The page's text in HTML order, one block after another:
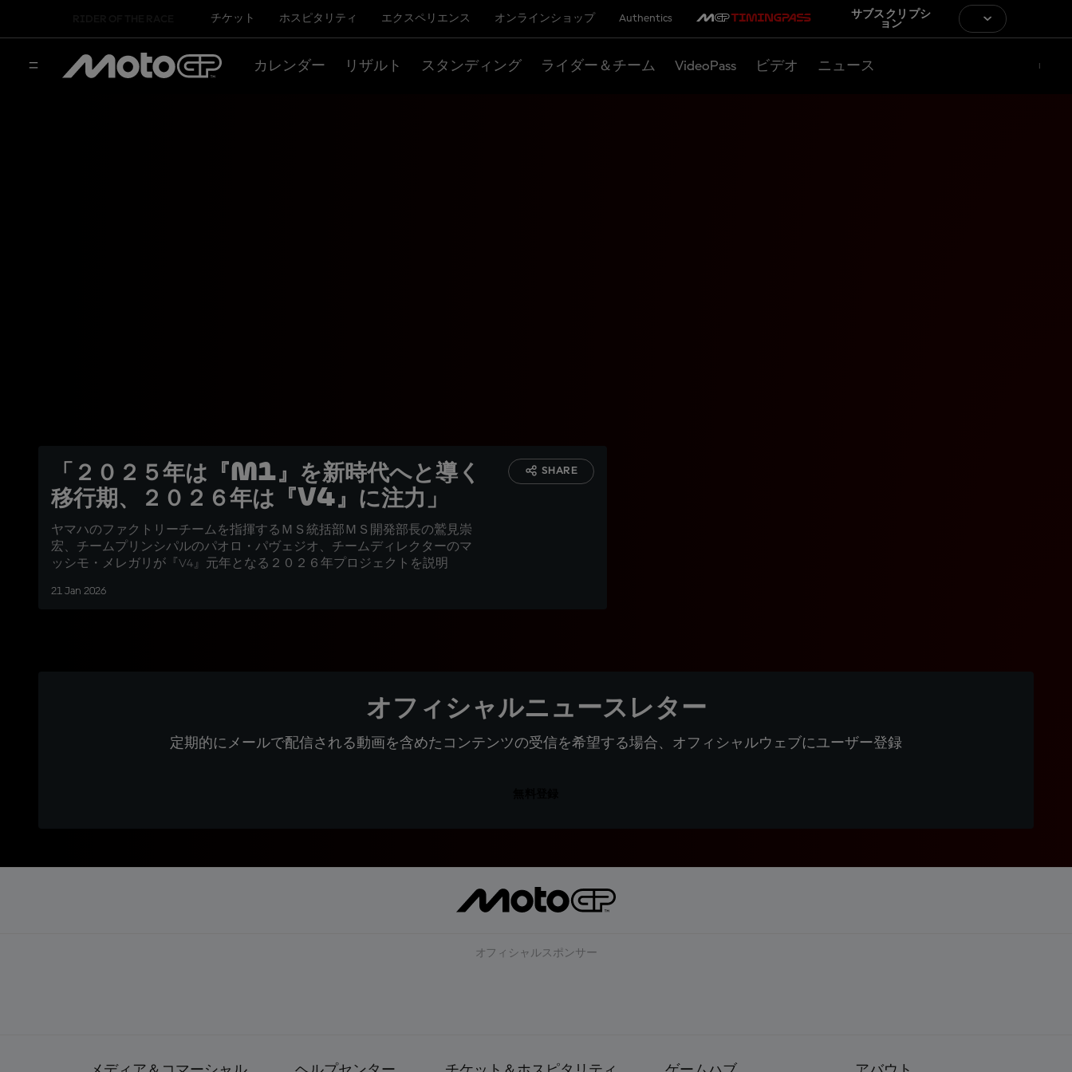
チケット ホスピタリティ エクスペリエンス オンラインショップ Authentics
サブスクリプシ
ョン
カレンダー リザルト スタンディング ライダー＆チーム VideoPass ビデオ ニュース
「２０２５年は『M1』を新時代へと導く
移行期、２０２６年は『V4』に注力」
ヤマハのファクトリーチームを指揮するＭＳ統括部ＭＳ開発部長の鷲見崇
宏、チームプリンシパルのパオロ・パヴェジオ、チームディレクターのマ
ッシモ・メレガリが『V4』元年となる２０２６年プロジェクトを説明
21 Jan 2026
SHARE
オフィシャルニュースレター
定期的にメールで配信される動画を含めたコンテンツの受信を希望する場合、オフィシャルウェブにユーザー登録
オフィシャルスポンサー